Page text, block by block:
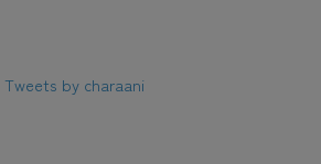
Tweets by charaani